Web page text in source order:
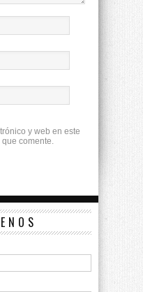
y web en este
comente.